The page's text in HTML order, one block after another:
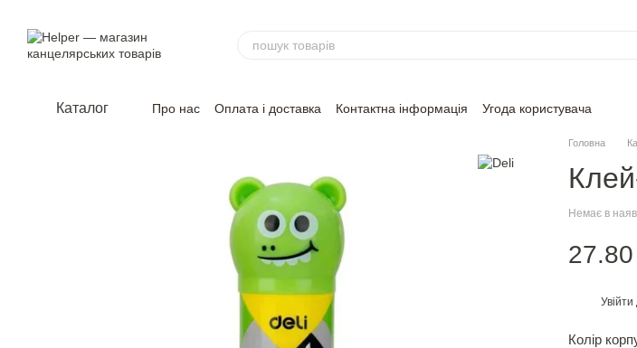
Каталог Про нас Оплата і доставка Контактна інформація Угода користувача
Головна
Немає в
27.80
Увійти
Колір